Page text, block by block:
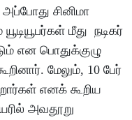
சினிமா
மீது நடிகர்
என பொதுக்குழு
மேலும், 10 பேர்
எனக் கூறிய
அவதூறு